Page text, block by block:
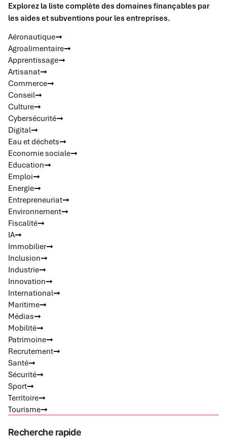
Explorez la liste complète des domaines finançables par
les aides et subventions pour les entreprises.
Aéronautique
Agroalimentaire
Apprentissage
Artisanat
Commerce
Conseil
Culture
Cybersécurité
Digital
Eau et déchets
Economie sociale
Education
Emploi
Energie
Entrepreneuriat
Environnement
Fiscalité
IA
Immobilier
Inclusion
Industrie
Innovation
International
Maritime
Médias
Mobilité
Patrimoine
Recrutement
Santé
Sécurité
Sport
Territoire
Tourisme
Recherche rapide